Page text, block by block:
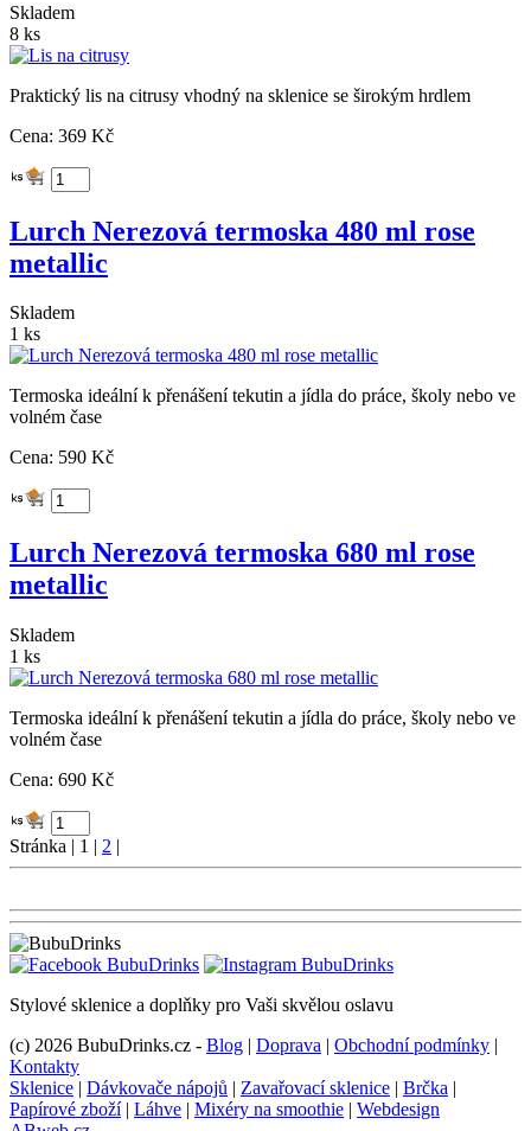
Skladem
8 ks
Praktický lis na citrusy vhodný na sklenice se širokým hrdlem
Cena: 369 Kč
Lurch Nerezová termoska 480 ml rose
metallic
Skladem
1 ks
Termoska ideální k přenášení tekutin a jídla do práce, školy nebo ve
volném čase
Cena: 590 Kč
Lurch Nerezová termoska 680 ml rose
metallic
Skladem
1 ks
Termoska ideální k přenášení tekutin a jídla do práce, školy nebo ve
volném čase
Cena: 690 Kč
Stránka | 1 | 2 |
Stylové sklenice a doplňky pro Vaši skvělou oslavu
(c) 2026 BubuDrinks.cz - Blog | Doprava | Obchodní podmínky |
Kontakty
Sklenice | Dávkovače nápojů | Zavařovací sklenice | Brčka |
Papírové zboží| Láhve | Mixéry na smoothie | Webdesign